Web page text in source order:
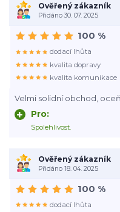
Ověřený zákazník
Přidáno 30. 07. 2025
Velmi solidní obchod,
Pro:
Spolehlivost.
100 %
dodací lhůta
kvalita dopravy
kvalita komunikace
Ověřený zákazník
Přidáno 18. 04. 2025
100 %
dodací lhůta